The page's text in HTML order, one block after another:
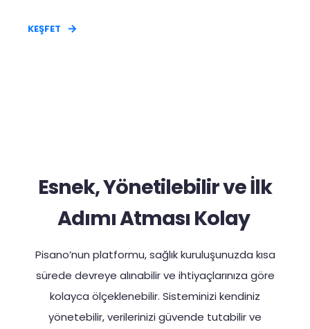
KEŞFET
Esnek, Yönetilebilir ve İlk
Adımı Atması Kolay
Pisano’nun platformu, sağlık kuruluşunuzda kısa
sürede devreye alınabilir ve ihtiyaçlarınıza göre
kolayca ölçeklenebilir. Sisteminizi kendiniz
yönetebilir, verilerinizi güvende tutabilir ve